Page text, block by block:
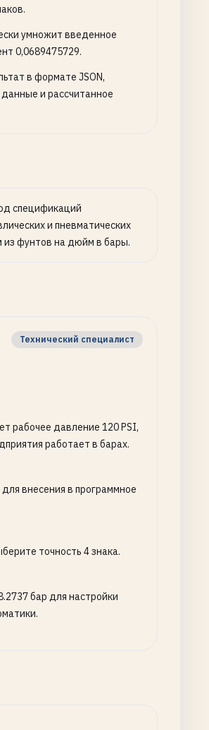
умножит введенное
0,0689475729.
в формате JSON,
и рассчитанное
спецификаций
и пневматических
из фунтов на дюйм в бары.
Технический специалист
рабочее давление 120 PSI,
работает в барах.
внесения в программное
точность 4 знака.
бар для настройки